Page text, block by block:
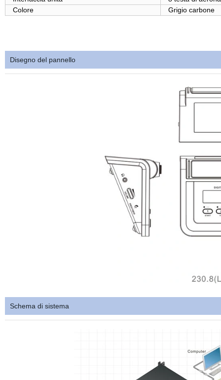
Colore
Grigio carbone
Disegno del pannello
Schema di sistema